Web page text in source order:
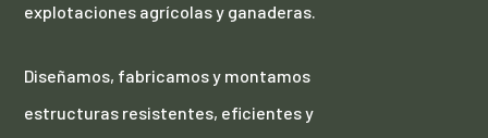
explotaciones agrícolas y ganaderas.
Diseñamos, fabricamos y montamos
estructuras resistentes, eficientes y